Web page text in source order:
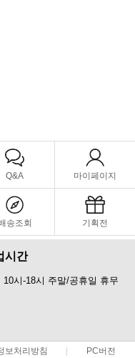
Q&A 마이페이지
송조회 기획전
시간
10시-18시 주말/공휴일 휴무
보처리방침 PC버전